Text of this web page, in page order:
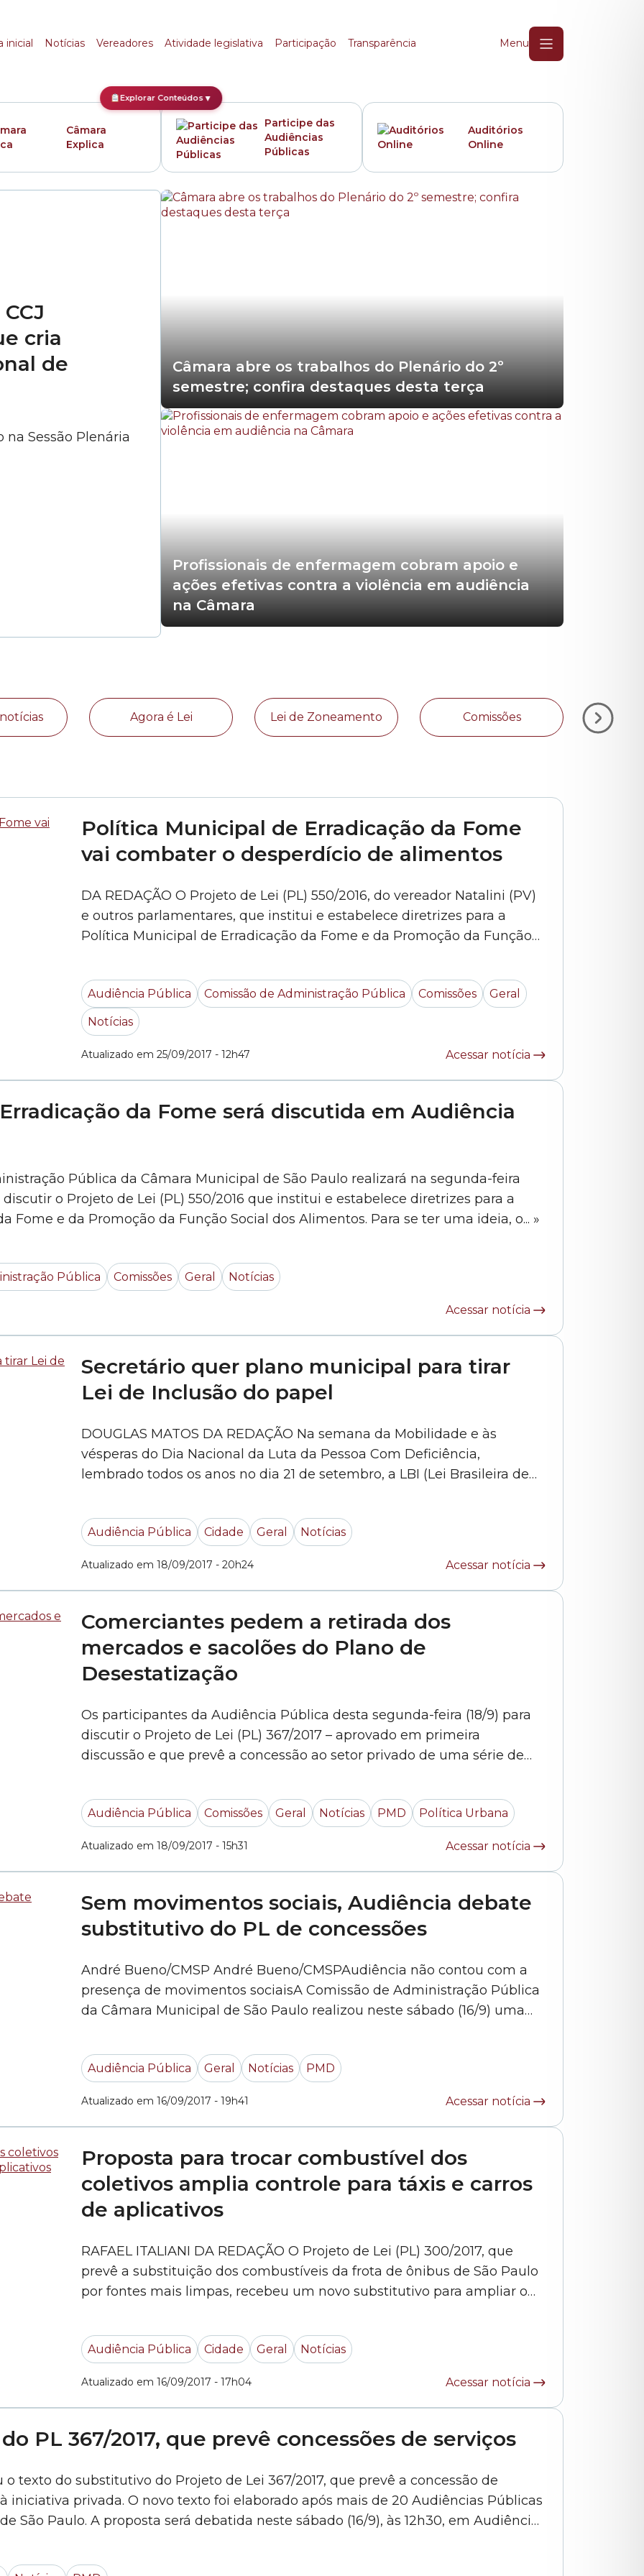
Explorar Conteúdos▼
inicial Notícias Vereadores Atividade legislativa Participação Transparência Menu
Câmara
Explica
Participe das
Audiências
Públicas
Auditórios
Online
cria
de
na Sessão Plenária
Câmara abre os trabalhos do Plenário do 2º
semestre; confira destaques desta terça
Profissionais de enfermagem cobram apoio e
ações efetivas contra a violência em audiência
na Câmara
Agora é Lei Lei de Zoneamento Comissões
Política Municipal de Erradicação da Fome
vai combater o desperdício de alimentos
DA REDAÇÃO O Projeto de Lei (PL) 550/2016, do vereador Natalini (PV)
e outros parlamentares, que institui e estabelece diretrizes para a
Política Municipal de Erradicação da Fome e da Promoção da Função
Pública realizada nesta segunda-feira (25/9) pela Comissão de
Administração Pública da Câmara Municipal... »
Audiência Pública Comissão de Administração Pública Comissões Geral
Notícias
Atualizado em 25/09/2017 - 12h47 Acessar notícia
da Fome será discutida em Audiência
Pública da Câmara Municipal de São Paulo realizará na segunda-feira
o Projeto de Lei (PL) 550/2016 que institui e estabelece diretrizes para a
Política Municipal de Erradicação da Fome e da Promoção da Função Social dos Alimentos. Para se ter uma ideia, o... »
Pública Comissões Geral Notícias
Acessar notícia
Secretário quer plano municipal para tirar
Lei de Inclusão do papel
DOUGLAS MATOS DA REDAÇÃO Na semana da Mobilidade e às
vésperas do Dia Nacional da Luta da Pessoa Com Deficiência,
lembrado todos os anos no dia 21 de setembro, a LBI (Lei Brasileira de
Audiência Pública Cidade Geral Notícias
Atualizado em 18/09/2017 - 20h24 Acessar notícia
Comerciantes pedem a retirada dos
mercados e sacolões do Plano de
Desestatização
Os participantes da Audiência Pública desta segunda-feira (18/9) para
discutir o Projeto de Lei (PL) 367/2017 – aprovado em primeira
discussão e que prevê a concessão ao setor privado de uma série de
sacolões da capital paulista da proposta. A preocupação dos
comerciantes... »
Audiência Pública Comissões Geral Notícias PMD Política Urbana
Atualizado em 18/09/2017 - 15h31 Acessar notícia
​Sem movimentos sociais, Audiência debate
substitutivo do PL de concessões
André Bueno/CMSP André Bueno/CMSPAudiência não contou com a
presença de movimentos sociaisA Comissão de Administração Pública
da Câmara Municipal de São Paulo realizou neste sábado (16/9) uma
Executivo, que trata do PMD (Plano Municipal de Desestatização). Os
Audiência Pública Geral Notícias PMD
Atualizado em 16/09/2017 - 19h41 Acessar notícia
Proposta para trocar combustível dos
coletivos amplia controle para táxis e carros
de aplicativos
RAFAEL ITALIANI DA REDAÇÃO O Projeto de Lei (PL) 300/2017, que
prevê a substituição dos combustíveis da frota de ônibus de São Paulo
por fontes mais limpas, recebeu um novo substitutivo para ampliar o
também atingirá outras categorias, como táxis, caminhões –
independentemente do tamanho... »
Audiência Pública Cidade Geral Notícias
Atualizado em 16/09/2017 - 17h04 Acessar notícia
PL 367/2017, que prevê concessões de serviços
texto do substitutivo do Projeto de Lei 367/2017, que prevê a concessão de
iniciativa privada. O novo texto foi elaborado após mais de 20 Audiências Públicas
São Paulo. A proposta será debatida neste sábado (16/9), às 12h30, em Audiência...